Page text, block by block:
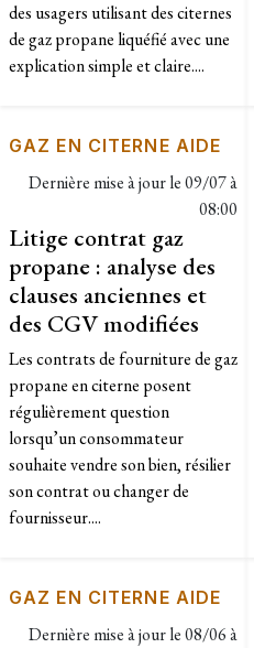
des usagers utilisant des citernes
de gaz propane liquéfié avec une
explication simple et claire....
GAZ EN CITERNE AIDE
Dernière mise à jour le09/07 à
08:00
Litige contrat gaz
propane : analyse des
clauses anciennes et
des CGV modifiées
Les contrats de fourniture de gaz
propane en citerne posent
régulièrement question
lorsqu’un consommateur
souhaite vendre son bien, résilier
son contrat ou changer de
fournisseur....
GAZ EN CITERNE AIDE
Dernière mise à jour le08/06 à